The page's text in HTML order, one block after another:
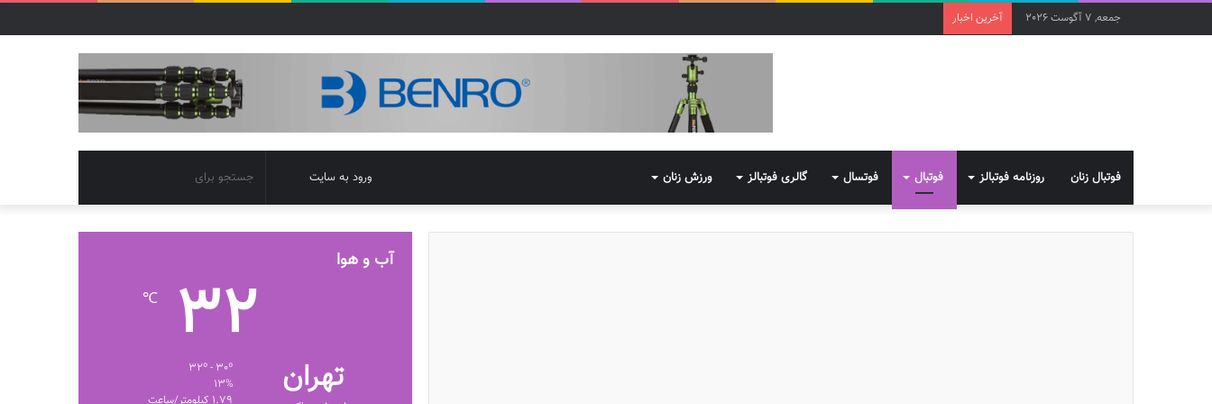
جمعه, 7 آگوست 2026 آخرین اخبار
فوتبال زنان روزنامه فوتبالز فوتبال فوتسال گالری فوتبالز ورزش زنان
برای
تغییر
پوسته
ورود به سایت
آب و هوا
تهران
32
℃
13%
1.79 کیلومتر/ساعت